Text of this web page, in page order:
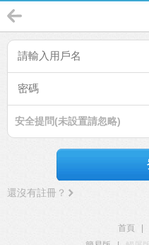
安全提問(未設置請忽略)
還沒有註冊？
首頁